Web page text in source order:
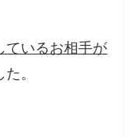
ているお相手が
。